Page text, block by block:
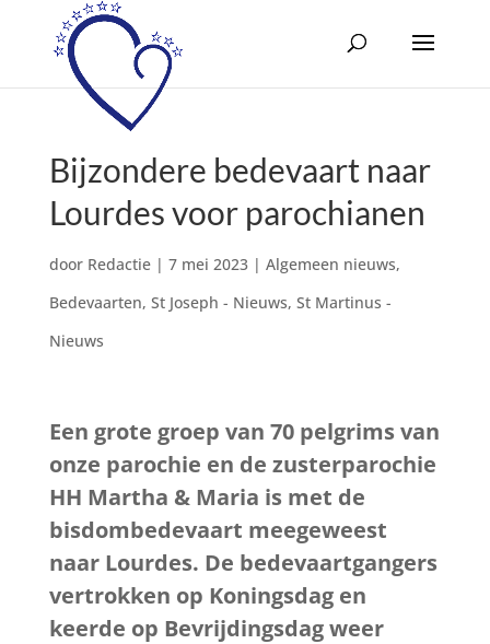
Bijzondere bedevaart naar
Lourdes voor parochianen
door Redactie| 7 mei 2023| Algemeen nieuws,
Bedevaarten, St Joseph - Nieuws, St Martinus -
Nieuws
Een grote groep van 70 pelgrims van
onze parochie en de zusterparochie
HH Martha & Maria is met de
bisdombedevaart meegeweest
naar Lourdes. De bedevaartgangers
vertrokken op Koningsdag en
keerde op Bevrijdingsdag weer